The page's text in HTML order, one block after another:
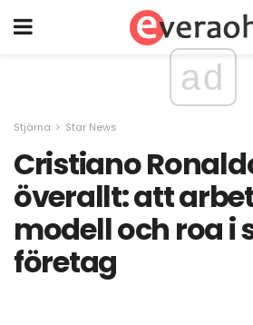
ad
Stjärna Star News
Cristiano
överallt: att
modell och roa i
företag